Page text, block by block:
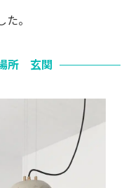
。
所 玄関